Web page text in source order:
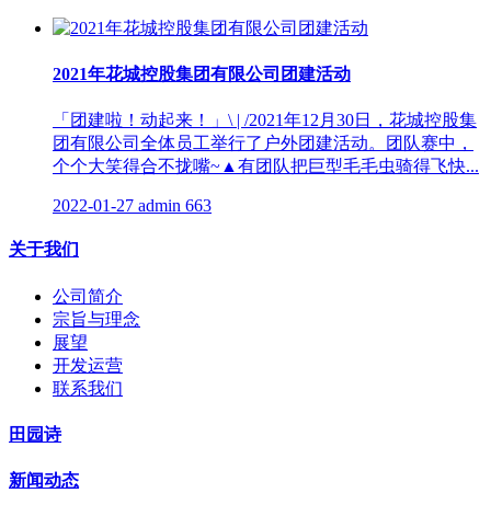
2021年花城控股集团有限公司团建活动
「团建啦！动起来！」\ | /2021年12月30日，花城控股集
团有限公司全体员工举行了户外团建活动。团队赛中，
个个大笑得合不拢嘴~▲有团队把巨型毛毛虫骑得飞快...
2022-01-27 admin 663
关于我们
公司简介
宗旨与理念
展望
开发运营
联系我们
田园诗
新闻动态